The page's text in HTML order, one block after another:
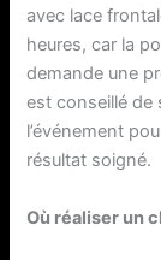
avec lace
heures, car la
demande une
est conseillé de
l’événement
résultat soigné.
Où réaliser un